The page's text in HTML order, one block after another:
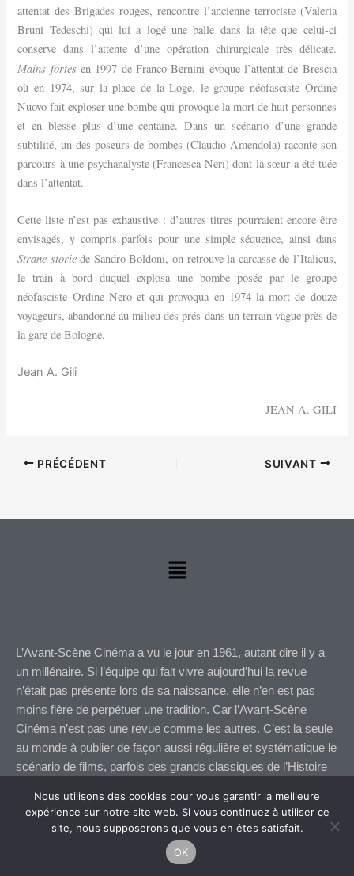
attentat des Brigades rouges, rencontre l’ancienne terroriste (Valeria
Bruni Tedeschi) qui lui a logé une balle dans la tête que celui-ci
conserve dans l’attente d’une opération chirurgicale très délicate.
Mains fortesen 1997 de Franco Bernini évoque l’attentat de Brescia
où en 1974, sur la place de la Loge, le groupe néofasciste Ordine
Nuovo fait exploser une bombe qui provoque la mort de huit personnes
et en blesse plus d’une centaine. Dans un scénario d’une grande
subtilité, un des poseurs de bombes (Claudio Amendola) raconte son
parcours à une psychanalyste (Francesca Neri) dont la sœur a été tuée
dans l’attentat.
Cette liste n’est pas exhaustive : d’autres titres pourraient encore être
envisagés, y compris parfois pour une simple séquence, ainsi dans
Strane storiede Sandro Boldoni, on retrouve la carcasse de l’Italicus,
le train à bord duquel explosa une bombe posée par le groupe
néofasciste Ordine Nero et qui provoqua en 1974 la mort de douze
voyageurs, abandonné au milieu des prés dans un terrain vague près de
la gare de Bologne.
Jean A. Gili
JEAN A. GILI
PRÉCÉDENT SUIVANT
Menu
L’Avant-Scène Cinéma a vu le jour en 1961, autant dire il y a
un millénaire. Si l’équipe qui fait vivre aujourd’hui la revue
n’était pas présente lors de sa naissance, elle n’en est pas
moins fière de perpétuer une tradition. Car l’Avant-Scène
Cinéma n’est pas une revue comme les autres. C’est la seule
au monde à publier de façon aussi régulière et systématique le
scénario de films, parfois des grands classiques de l’Histoire
sont chers.
Nous utilisons des cookies pour vous garantir la meilleure
expérience sur notre site web. Si vous continuez à utiliser ce
site, nous supposerons que vous en êtes satisfait.
OK